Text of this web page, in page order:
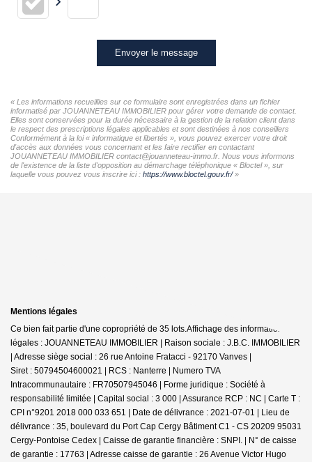
Envoyer le message
« Les informations recueillies sur ce formulaire sont enregistrées dans un fichier
informatisé par JOUANNETEAU IMMOBILIER pour gérer votre demande de contact.
Elles sont conservées pour la durée nécessaire à la gestion de la relation client dans
le respect des prescriptions légales applicables et sont destinées à nos conseillers
Conformément à la loi « informatique et libertés », vous pouvez exercer votre droit
d'accès aux données vous concernant et les faire rectifier en contactant
JOUANNETEAU IMMOBILIER contact@jouanneteau-immo.fr. Nous vous informons
de l'existence de la liste d'opposition au démarchage téléphonique « Bloctel », sur
laquelle vous pouvez vous inscrire ici : https://www.bloctel.gouv.fr/»
Mentions légales
Ce bien fait partie d'une copropriété de 35 lots.Affichage des informations
légales : JOUANNETEAU IMMOBILIER | Raison sociale : J.B.C. IMMOBILIER
| Adresse siège social : 26 rue Antoine Fratacci - 92170 Vanves |
Siret : 50794504600021 | RCS : Nanterre | Numero TVA
Intracommunautaire : FR70507945046 | Forme juridique : Société à
responsabilité limitée | Capital social : 3 000 | Assurance RCP : NC | Carte T :
CPI n°9201 2018 000 033 651 | Date de délivrance : 2021-07-01 | Lieu de
délivrance : 35, boulevard du Port Cap Cergy Bâtiment C1 - CS 20209 95031
Cergy-Pontoise Cedex | Caisse de garantie financière : SNPI. | N° de caisse
de garantie : 17763 | Adresse caisse de garantie : 26 Avenue Victor Hugo